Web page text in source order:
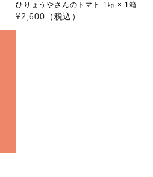
ひりょうやさんのトマト 1㎏ × 1箱
¥2,600（税込）